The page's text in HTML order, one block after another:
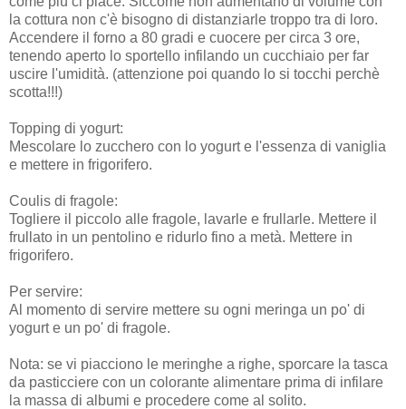
la cottura non c'è bisogno di distanziarle troppo tra di loro.
Accendere il forno a 80 gradi e cuocere per circa 3 ore,
tenendo aperto lo sportello infilando un cucchiaio per far
uscire l'umidità. (attenzione poi quando lo si tocchi perchè
scotta!!!)
Topping di yogurt:
Mescolare lo zucchero con lo yogurt e l'essenza di vaniglia
e mettere in frigorifero.
Coulis di fragole:
Togliere il piccolo alle fragole, lavarle e frullarle. Mettere il
frullato in un pentolino e ridurlo fino a metà. Mettere in
frigorifero.
Per servire:
Al momento di servire mettere su ogni meringa un po' di
yogurt e un po' di fragole.
Nota: se vi piacciono le meringhe a righe, sporcare la tasca
da pasticciere con un colorante alimentare prima di infilare
la massa di albumi e procedere come al solito.